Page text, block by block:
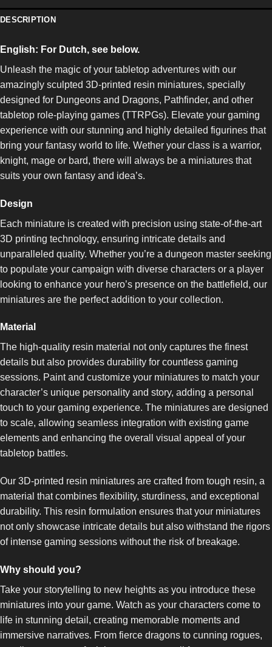
DESCRIPTION
English: For Dutch, see below.
Unleash the magic of your tabletop adventures with our
amazingly sculpted 3D-printed resin miniatures, specially
designed for Dungeons and Dragons, Pathfinder, and other
tabletop role-playing games (TTRPGs). Elevate your gaming
experience with our stunning and highly detailed figurines that
bring your fantasy world to life. Wether your class is a warrior,
knight, mage or bard, there will always be a miniatures that
suits your own fantasy and idea’s.
Design
Each miniature is created with precision using state-of-the-art
3D printing technology, ensuring intricate details and
unparalleled quality. Whether you’re a dungeon master seeking
to populate your campaign with diverse characters or a player
looking to enhance your hero’s presence on the battlefield, our
miniatures are the perfect addition to your collection.
Material
The high-quality resin material not only captures the finest
details but also provides durability for countless gaming
sessions. Paint and customize your miniatures to match your
character’s unique personality and story, adding a personal
touch to your gaming experience. The miniatures are designed
to scale, allowing seamless integration with existing game
elements and enhancing the overall visual appeal of your
tabletop battles.
Our 3D-printed resin miniatures are crafted from tough resin, a
material that combines flexibility, sturdiness, and exceptional
durability. This resin formulation ensures that your miniatures
not only showcase intricate details but also withstand the rigors
of intense gaming sessions without the risk of breakage.
Why should you?
Take your storytelling to new heights as you introduce these
miniatures into your game. Watch as your characters come to
life in stunning detail, creating memorable moments and
immersive narratives. From fierce dragons to cunning rogues,